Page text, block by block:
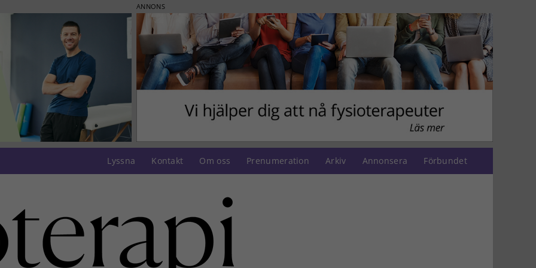
ANNONS
Lyssna Kontakt Om oss Prenumeration Arkiv Annonsera Förbundet